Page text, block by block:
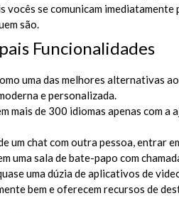
vocês se comunicam imediatamente
são.
Funcionalidades
uma das melhores alternativas
e personalizada.
mais de 300 idiomas apenas com a
um chat com outra pessoa, entrar
uma sala de bate-papo com
uma dúzia de aplicativos de
bem e oferecem recursos de